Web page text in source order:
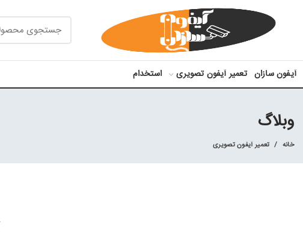
آیفون سازان تعمیر آیفون تصویری استخدام
وبلاگ
خانه تعمیر آیفون تصویری